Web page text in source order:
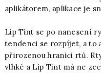
aplikátorem, aplikace je
Lip Tint se po nanesení
tendenci se rozpíjet, a to
přirozenou hranici rtů.
vlhké a Lip Tint má ne